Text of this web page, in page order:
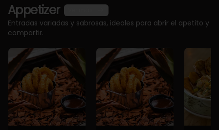
Appetizer
Entradas variadas y sabrosas, ideales para abrir el apetito y
compartir.